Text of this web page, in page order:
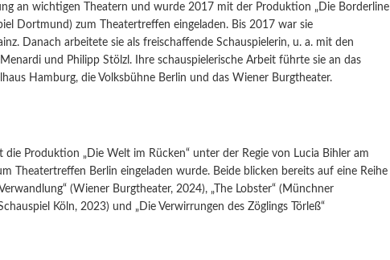
an wichtigen Theatern und wurde 2017 mit der Produktion „Die Borderline
Dortmund) zum Theatertreffen eingeladen. Bis 2017 war sie
Danach arbeitete sie als freischaffende Schauspielerin, u. a. mit den
und Philipp Stölzl. Ihre schauspielerische Arbeit führte sie an das
Hamburg, die Volksbühne Berlin und das Wiener Burgtheater.
Produktion „Die Welt im Rücken“ unter der Regie von Lucia Bihler am
Theatertreffen Berlin eingeladen wurde. Beide blicken bereits auf eine Reihe
(Wiener Burgtheater, 2024), „The Lobster“ (Münchner
Köln, 2023) und „Die Verwirrungen des Zöglings Törleß“